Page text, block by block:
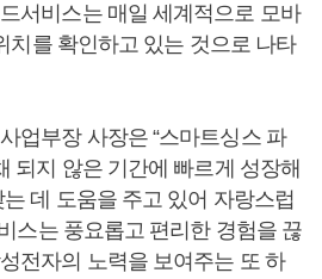
서비스는 매일 세계적으로 모바
치를 확인하고 있는 것으로 나타
업부장 사장은 “스마트싱스 파
되지 않은 기간에 빠르게 성장해
데 도움을 주고 있어 자랑스럽
스는 풍요롭고 편리한 경험을 끊
전자의 노력을 보여주는 또 하